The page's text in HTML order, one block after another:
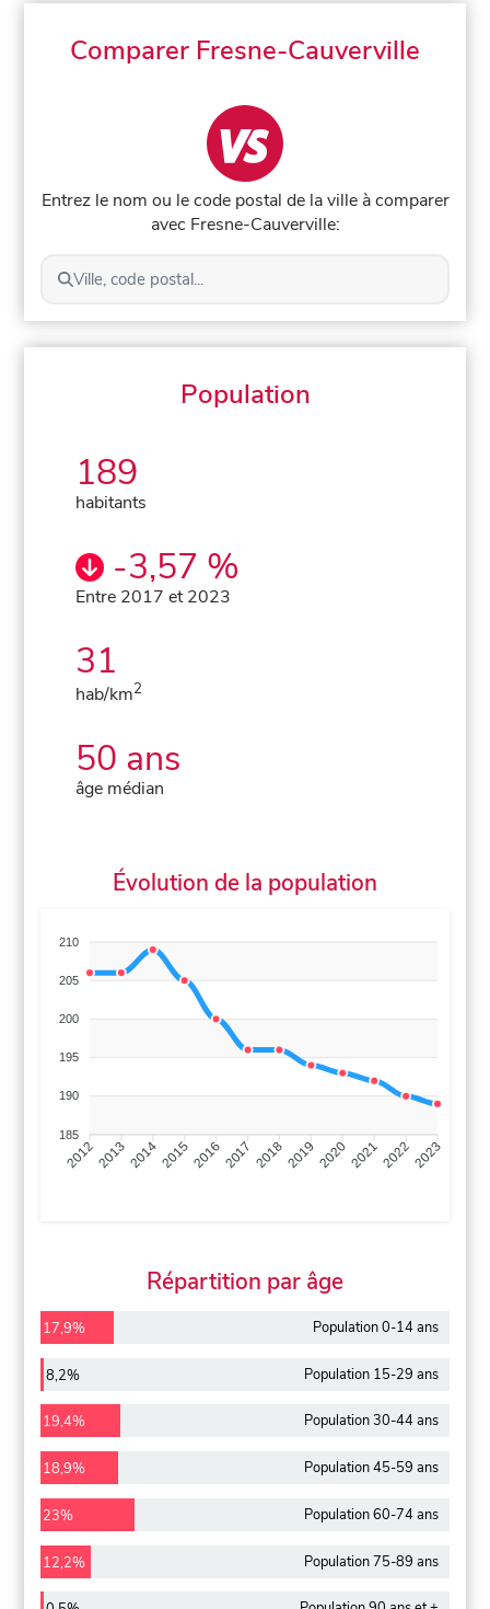
Comparer Fresne-Cauverville
Entrez le nom ou le code postal de la ville à comparer
avec Fresne-Cauverville:
Ville, code postal...
Population
189
habitants
-3,57 %
Entre 2017 et 2023
31
hab/km2
50 ans
âge médian
Évolution de la population
210
205
200
195
190
185
201220132014201520162017 20182019 2020202120222023
Répartition par âge
17,9% Population 0-14 ans
8,2% Population 15-29 ans
19,4% Population 30-44 ans
18,9% Population 45-59 ans
23% Population 60-74 ans
12,2% Population 75-89 ans